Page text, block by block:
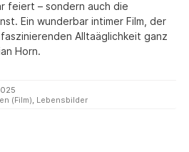
feiert – sondern auch die
Ein wunderbar intimer Film, der
Alltaäglichkeit ganz
Horn.
(Film), Lebensbilder